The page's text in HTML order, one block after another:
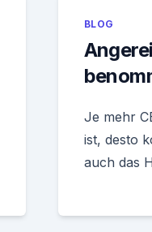
BLOG
Je mehr
ist, desto
auch das